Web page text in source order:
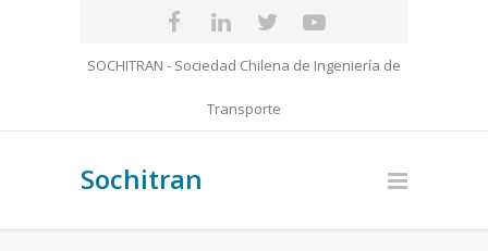
SOCHITRAN - Sociedad Chilena de Ingeniería de
Transporte
Sochitran